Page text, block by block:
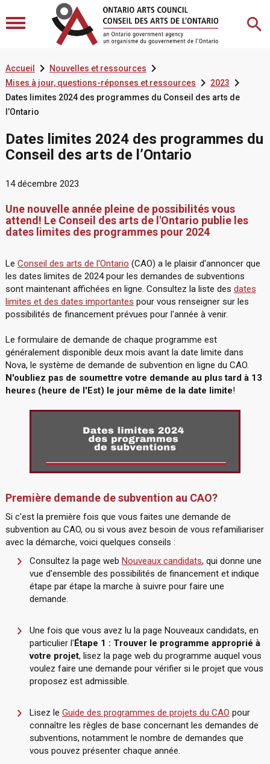
Accueil  Nouvelles et ressources
Mises à jour, questions-réponses et ressources 2023
Dates limites 2024 des programmes du Conseil des arts de
l’Ontario
Dates limites 2024 des programmes du
Conseil des arts de l’Ontario
14 décembre 2023
Une nouvelle année pleine de possibilités vous
attend! Le Conseil des arts de l'Ontario publie les
dates limites des programmes pour 2024
Le Conseil des arts de l'Ontario (CAO) a le plaisir d'annoncer que
les dates limites de 2024 pour les demandes de subventions
sont maintenant affichées en ligne. Consultez la liste des dates
limites et des dates importantes pour vous renseigner sur les
possibilités de financement prévues pour l'année à venir.
Le formulaire de demande de chaque programme est
généralement disponible deux mois avant la date limite dans
Nova, le système de demande de subvention en ligne du CAO.
N'oubliez pas de soumettre votre demande au plus tard à 13
heures (heure de l'Est) le jour même de la date limite!
Première demande de subvention au CAO?
Si c'est la première fois que vous faites une demande de
subvention au CAO, ou si vous avez besoin de vous refamiliariser
avec la démarche, voici quelques conseils :
Consultez la page web Nouveaux candidats, qui donne une
vue d'ensemble des possibilités de financement et indique
étape par étape la marche à suivre pour faire une
demande.
Une fois que vous avez lu la page Nouveaux candidats, en
particulier l'Étape 1 : Trouver le programme approprié à
votre projet, lisez la page web du programme auquel vous
voulez faire une demande pour vérifier si le projet que vous
proposez est admissible.
Lisez le Guide des programmes de projets du CAO pour
connaître les règles de base concernant les demandes de
subventions, notamment le nombre de demandes que
vous pouvez présenter chaque année.